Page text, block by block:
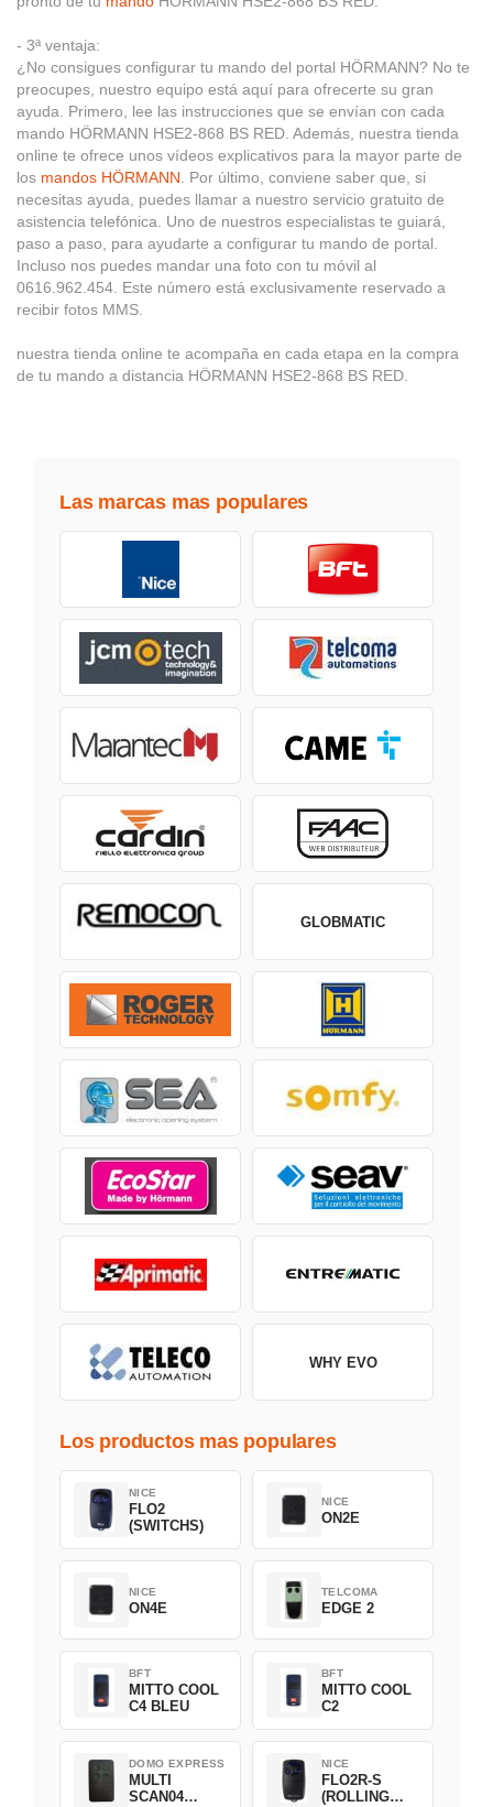
- 3ª ventaja:
¿No consigues configurar tu mando del portal HÖRMANN? No te
preocupes, nuestro equipo está aquí para ofrecerte su gran
ayuda. Primero, lee las instrucciones que se envían con cada
mando HÖRMANN HSE2-868 BS RED. Además, nuestra tienda
online te ofrece unos vídeos explicativos para la mayor parte de
los mandos HÖRMANN. Por último, conviene saber que, si
necesitas ayuda, puedes llamar a nuestro servicio gratuito de
asistencia telefónica. Uno de nuestros especialistas te guiará,
paso a paso, para ayudarte a configurar tu mando de portal.
Incluso nos puedes mandar una foto con tu móvil al
0616.962.454. Este número está exclusivamente reservado a
recibir fotos MMS.
nuestra tienda online te acompaña en cada etapa en la compra
de tu mando a distancia HÖRMANN HSE2-868 BS RED.
Las marcas mas populares
GLOBMATIC
WHY EVO
Los productos mas populares
NICE
FLO2
(SWITCHS)
NICE
ON2E
NICE
ON4E
TELCOMA
EDGE 2
BFT
MITTO COOL
C4 BLEU
BFT
MITTO COOL
C2
DOMO EXPRESS
MULTI
SCAN04
NICE
FLO2R-S
(ROLLING